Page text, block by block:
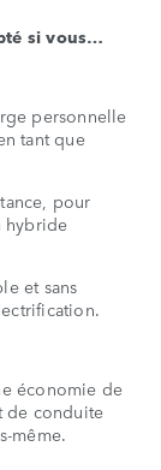
si vous…
personnelle
tant que
pour
hybride
et sans
économie de
de conduite
même.